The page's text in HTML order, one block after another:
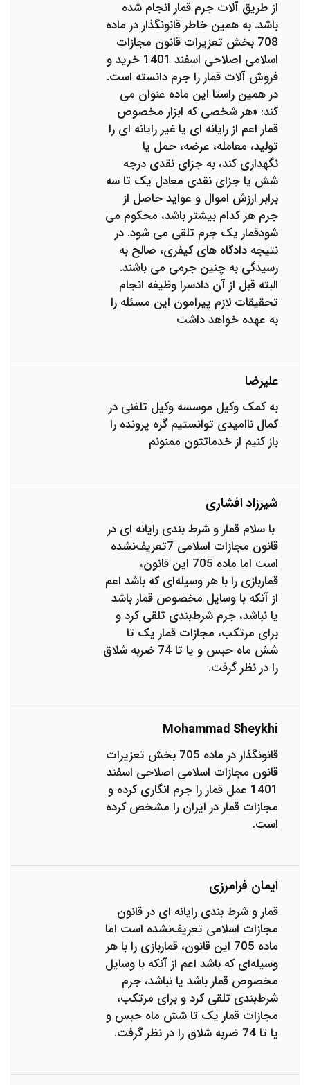
از طریق آلات جرم قمار انجام شده
باشد. به همین خاطر قانونگذار در ماده
708 بخش تعزیرات قانون مجازات
اسلامی اصلاحی اسفند 1401 خرید و
فروش آلات قمار را جرم دانسته است.
در همین راستا این ماده عنوان می
کند: «هر شخصی که ابزار مخصوص
قمار اعم از رایانه ای یا غیر رایانه ای را
تولید، معامله، عرضه، حمل یا
نگهداری کند، به جزای نقدی درجه
شش یا جزای نقدی معادل یک تا سه
برابر ارزش اموال و عواید حاصل از
جرم هر کدام بیشتر باشد، محکوم می
شودقمار یک جرم تلقی می شود. در
نتیجه دادگاه های کیفری، صالح به
رسیدگی به چنین جرمی می باشند.
البته قبل از آن دادسرا وظیفه انجام
تحقیقات لازم پیرامون این مسئله را
به عهده خواهد داشت
علیرضا
به کمک وکیل موسسه وکیل تلفنی در
کمال ناامیدی توانستیم گره پرونده را
باز کنیم از خدماتتون ممنونم
شیرزاد افشاری
با سلام قمار و شرط بندی رایانه ای در
قانون مجازات اسلامی 7تعریف‌نشده
است اما ماده 705 این قانون،
قماربازی را با هر وسیله‌ای که باشد اعم
از آنکه با وسایل مخصوص قمار باشد
یا نباشد، جرم شرط‌بندی تلقی کرد و
برای مرتکب، مجازات قمار یک تا
شش ماه حبس و یا تا 74 ضربه شلاق
را در نظر گرفت.
Mohammad Sheykhi
قانونگذار در ماده 705 بخش تعزیرات
قانون مجازات اسلامی اصلاحی اسفند
1401 عمل قمار را جرم انگاری کرده و
مجازات قمار در ایران را مشخص کرده
است.
ایمان فرامرزی
قمار و شرط بندی رایانه ای در قانون
مجازات اسلامی تعریف‌نشده است اما
ماده 705 این قانون، قماربازی را با هر
وسیله‌ای که باشد اعم از آنکه با وسایل
مخصوص قمار باشد یا نباشد، جرم
شرط‌بندی تلقی کرد و برای مرتکب،
مجازات قمار یک تا شش ماه حبس و
یا تا 74 ضربه شلاق را در نظر گرفت.